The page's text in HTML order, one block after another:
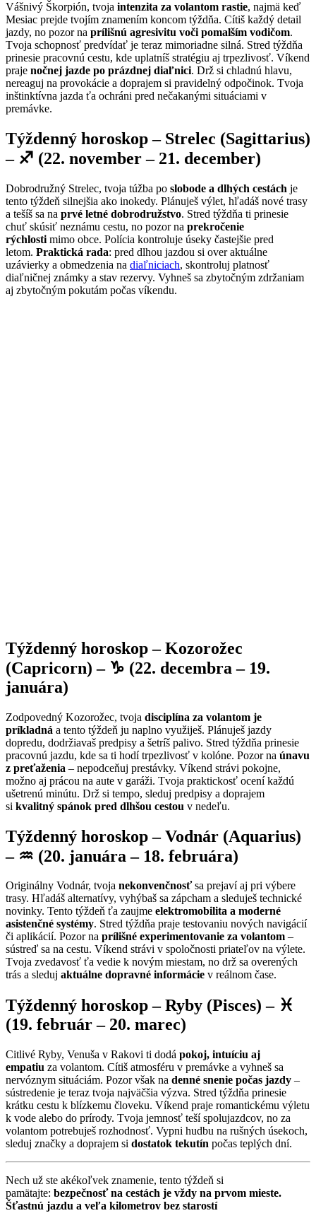
Vášnivý Škorpión, tvoja intenzita za volantom rastie, najmä keď
Mesiac prejde tvojím znamením koncom týždňa. Cítiš každý detail
jazdy, no pozor na prílišnú agresivitu voči pomalším vodičom.
Tvoja schopnosť predvídať je teraz mimoriadne silná. Stred týždňa
prinesie pracovnú cestu, kde uplatníš stratégiu aj trpezlivosť. Víkend
praje nočnej jazde po prázdnej diaľnici. Drž si chladnú hlavu,
nereaguj na provokácie a doprajem si pravidelný odpočinok. Tvoja
inštinktívna jazda ťa ochráni pred nečakanými situáciami v
premávke.
Týždenný horoskop – Strelec (Sagittarius)
– ♐ (22. november – 21. december)
Dobrodružný Strelec, tvoja túžba po slobode a dlhých cestách je
tento týždeň silnejšia ako inokedy. Plánuješ výlet, hľadáš nové trasy
a tešíš sa na prvé letné dobrodružstvo. Stred týždňa ti prinesie
chuť skúsiť neznámu cestu, no pozor na prekročenie
rýchlosti mimo obce. Polícia kontroluje úseky častejšie pred
letom. Praktická rada: pred dlhou jazdou si over aktuálne
uzávierky a obmedzenia na diaľniciach, skontroluj platnosť
diaľničnej známky a stav rezervy. Vyhneš sa zbytočným zdržaniam
aj zbytočným pokutám počas víkendu.
Týždenný horoskop – Kozorožec
(Capricorn) – ♑ (22. decembra – 19.
januára)
Zodpovedný Kozorožec, tvoja disciplína za volantom je
príkladná a tento týždeň ju naplno využiješ. Plánuješ jazdy
dopredu, dodržiavaš predpisy a šetríš palivo. Stred týždňa prinesie
pracovnú jazdu, kde sa ti hodí trpezlivosť v kolóne. Pozor na únavu
z preťaženia – nepodceňuj prestávky. Víkend strávi pokojne,
možno aj prácou na aute v garáži. Tvoja praktickosť ocení každú
ušetrenú minútu. Drž si tempo, sleduj predpisy a doprajem
si kvalitný spánok pred dlhšou cestou v nedeľu.
Týždenný horoskop – Vodnár (Aquarius)
– ♒ (20. januára – 18. februára)
Originálny Vodnár, tvoja nekonvenčnosťsa prejaví aj pri výbere
trasy. Hľadáš alternatívy, vyhýbaš sa zápcham a sleduješ technické
novinky. Tento týždeň ťa zaujme elektromobilita a moderné
asistenčné systémy. Stred týždňa praje testovaniu nových navigácií
či aplikácií. Pozor na prílišné experimentovanie za volantom –
sústreď sa na cestu. Víkend strávi v spoločnosti priateľov na výlete.
Tvoja zvedavosť ťa vedie k novým miestam, no drž sa overených
trás a sleduj aktuálne dopravné informácie v reálnom čase.
Týždenný horoskop – Ryby (Pisces) – ♓
(19. február – 20. marec)
Citlivé Ryby, Venuša v Rakovi ti dodá pokoj, intuíciu aj
empatiu za volantom. Cítiš atmosféru v premávke a vyhneš sa
nervóznym situáciám. Pozor však na denné snenie počas jazdy –
sústredenie je teraz tvoja najväčšia výzva. Stred týždňa prinesie
krátku cestu k blízkemu človeku. Víkend praje romantickému výletu
k vode alebo do prírody. Tvoja jemnosť teší spolujazdcov, no za
volantom potrebuješ rozhodnosť. Vypni hudbu na rušných úsekoch,
sleduj značky a doprajem si dostatok tekutín počas teplých dní.
Nech už ste akékoľvek znamenie, tento týždeň si
pamätajte: bezpečnosť na cestách je vždy na prvom mieste.
Šťastnú jazdu a veľa kilometrov bez starostí